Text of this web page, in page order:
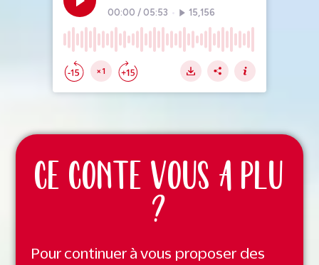
CE CONTE VOUS A PLU
?
Pour continuer à vous proposer des